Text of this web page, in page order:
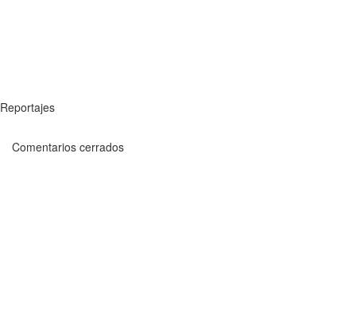
Reportajes
Comentarios cerrados